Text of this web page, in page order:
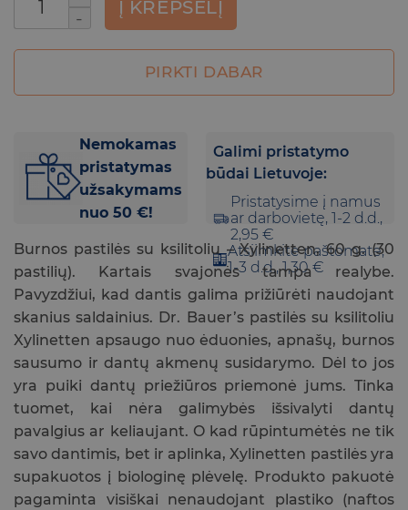
6,90 €.
6,20 €.
Į KREPŠELĮ
PIRKTI DABAR
Nemokamas
pristatymas
užsakymams
nuo 50 €!
Galimi pristatymo
būdai Lietuvoje:
Pristatysime į namus
ar darbovietę, 1-2 d.d.,
2,95 €
Atsiimkite paštomate,
1-3 d.d., 1,30 €
Burnos pastilės su ksilitoliu – Xylinetten, 60 g. (30
pastilių). Kartais svajonės tampa realybe.
Pavyzdžiui, kad dantis galima prižiūrėti naudojant
skanius saldainius. Dr. Bauer’s pastilės su ksilitoliu
Xylinetten apsaugo nuo ėduonies, apnašų, burnos
sausumo ir dantų akmenų susidarymo. Dėl to jos
yra puiki dantų priežiūros priemonė jums. Tinka
tuomet, kai nėra galimybės išsivalyti dantų
pavalgius ar keliaujant. O kad rūpintumėtės ne tik
savo dantimis, bet ir aplinka, Xylinetten pastilės yra
supakuotos į biologinę plėvelę. Produkto pakuotė
pagaminta visiškai nenaudojant plastiko (naftos